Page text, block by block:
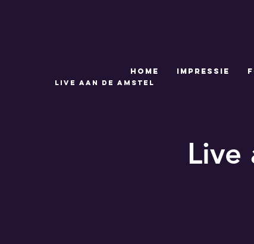
Live AAN DE AMSTEL
Live
HOME IMPRESSIE